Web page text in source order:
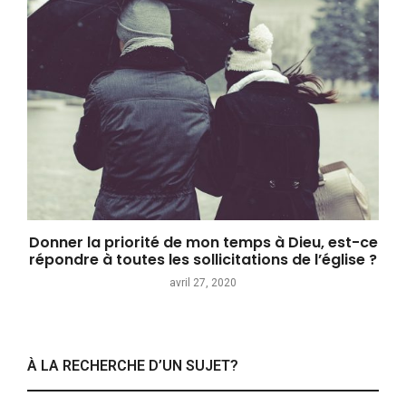
Donner la priorité de mon temps à Dieu, est-ce
répondre à toutes les sollicitations de l’église ?
avril 27, 2020
À LA RECHERCHE D’UN SUJET?